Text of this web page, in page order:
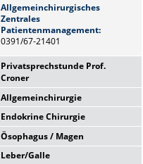
Allgemeinchirurgisches
Zentrales
Patientenmanagement:
0391/67-21401
Privatsprechstunde Prof.
Croner
Donnerstag,
12:00 Uhr - 14:00 Uhr
sowie nach Vereinbarung
Chefsekretariat
Frau Heike Riemann
Allgemeinchirurgie
Mo. - Do.: 08:00 - 15:00 Uhr
Fr.: 08:00 - 13:00 Uhr
Allgemeinchirurgie
Endokrine Chirurgie
Do.: 08:00 - 13:00 Uhr
Endokrine Chirurgie
Ösophagus / Magen
Di.: 09:00 - 13:00 Uhr
Leber/Galle